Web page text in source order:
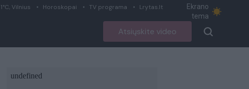
1°C, Vilnius Horoskopai TV programa Lrytas.lt
Ekrano
tema
Atsiųskite video